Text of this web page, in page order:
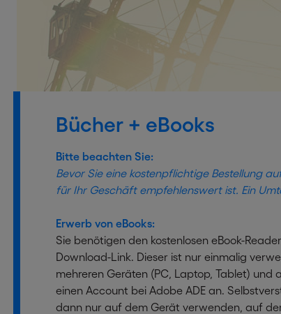
Bücher + eBooks
Bitte beachten Sie:
Bevor Sie eine kostenpflichtige Bestellung
für Ihr Geschäft empfehlenswert ist. Ein
Erwerb von eBooks:
Sie benötigen den kostenlosen eBook-
Download-Link. Dieser ist nur einmalig
mehreren Geräten (PC, Laptop, Tablet)
einen Account bei Adobe ADE an.
dann nur auf dem Gerät verwenden, auf